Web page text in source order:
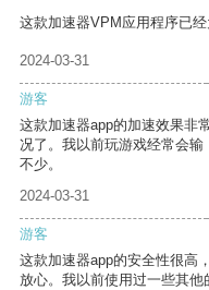
这款加速器VPM应用程序已
2024-03-31
游客
这款加速器app的加速效果非
况了。我以前玩游戏经常会
不少。
2024-03-31
游客
这款加速器app的安全性很高
放心。我以前使用过一些其